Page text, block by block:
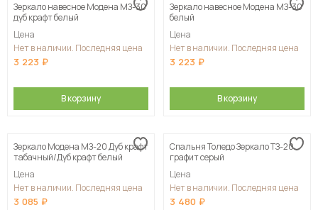
Зеркало навесное Модена МЗ-30
дуб крафт белый
Цена
Нет в наличии. Последняя цена
3 223
В корзину
Зеркало навесное Модена МЗ-30
белый
Цена
Нет в наличии. Последняя цена
3 223
В корзину
Зеркало Модена МЗ-20 Дуб крафт
табачный/Дуб крафт белый
Цена
Нет в наличии. Последняя цена
3 085
Спальня Толедо Зеркало ТЗ-20
графит серый
Цена
Нет в наличии. Последняя цена
3 480